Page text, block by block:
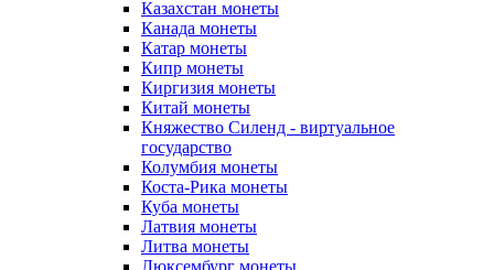
Казахстан монеты
Канада монеты
Катар монеты
Кипр монеты
Киргизия монеты
Китай монеты
Княжество Силенд - виртуальное
государство
Колумбия монеты
Коста-Рика монеты
Куба монеты
Латвия монеты
Литва монеты
Люксембург монеты